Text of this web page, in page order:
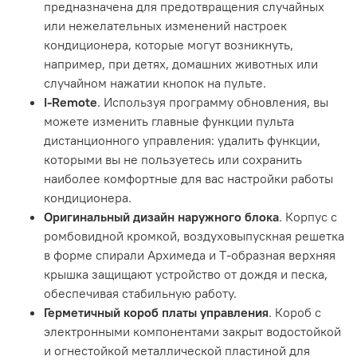
предназначена для предотвращения случайных
или нежелательных изменений настроек
кондиционера, которые могут возникнуть,
например, при детях, домашних животных или
случайном нажатии кнопок на пульте.
I-Remote. Используя программу обновления, вы
можете изменить главные функции пульта
дистанционного управления: удалить функции,
которыми вы не пользуетесь или сохранить
наиболее комфортные для вас настройки работы
кондиционера.
Оригинальный дизайн наружного блока. Корпус с
ромбовидной кромкой, воздуховыпускная решетка
в форме спирали Архимеда и Т-образная верхняя
крышка защищают устройство от дождя и песка,
обеспечивая стабильную работу.
Герметичный короб платы управления. Короб с
электронными компонентами закрыт водостойкой
и огнестойкой металлической пластиной для